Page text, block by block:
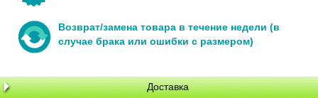
Возврат/замена товара в течение недели (в
случае брака или ошибки с размером)
Доставка